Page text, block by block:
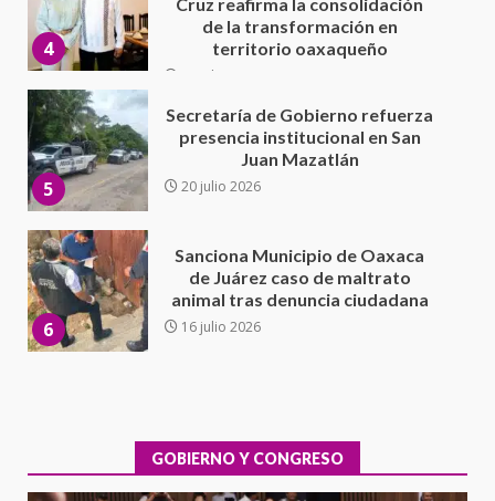
5
Juan Mazatlán
20 julio 2026
6
Sanciona Municipio de Oaxaca
de Juárez caso de maltrato
animal tras denuncia ciudadana
16 julio 2026
7
California; FGR lo investiga por
presuntos delitos de
delincuencia organizada y
contrabando
1
Xanica: Jesús Romero
7 agosto 2026
GOBIERNO Y CONGRESO